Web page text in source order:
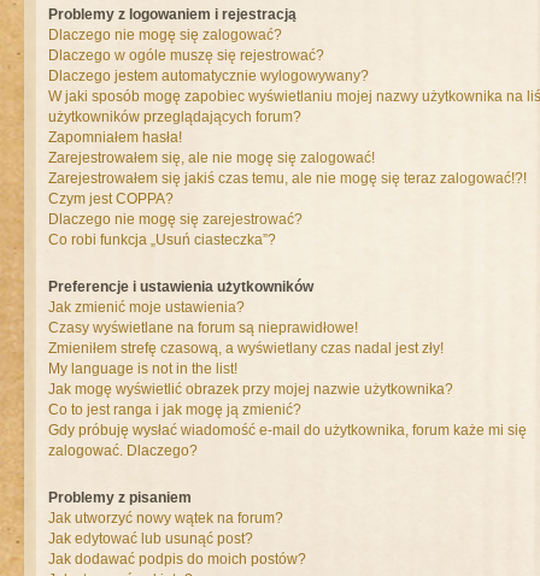
Problemy z logowaniem i rejestracją
Dlaczego nie mogę się zalogować?
Dlaczego w ogóle muszę się rejestrować?
Dlaczego jestem automatycznie wylogowywany?
W jaki sposób mogę zapobiec wyświetlaniu mojej nazwy użytkownika na
użytkowników przeglądających forum?
Zapomniałem hasła!
Zarejestrowałem się, ale nie mogę się zalogować!
Zarejestrowałem się jakiś czas temu, ale nie mogę się teraz zalogować!?!
Czym jest COPPA?
Dlaczego nie mogę się zarejestrować?
Co robi funkcja „Usuń ciasteczka”?
Preferencje i ustawienia użytkowników
Jak zmienić moje ustawienia?
Czasy wyświetlane na forum są nieprawidłowe!
Zmieniłem strefę czasową, a wyświetlany czas nadal jest zły!
My language is not in the list!
Jak mogę wyświetlić obrazek przy mojej nazwie użytkownika?
Co to jest ranga i jak mogę ją zmienić?
Gdy próbuję wysłać wiadomość e-mail do użytkownika, forum każe mi się
zalogować. Dlaczego?
Problemy z pisaniem
Jak utworzyć nowy wątek na forum?
Jak edytować lub usunąć post?
Jak dodawać podpis do moich postów?